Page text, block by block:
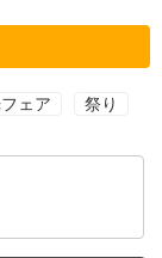
ェア 祭り